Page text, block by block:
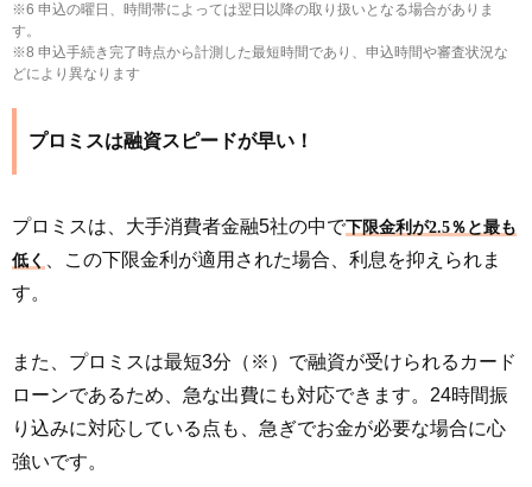
※6 申込の曜日、時間帯によっては翌日以降の取り扱いとなる場合がありま
す。
※8 申込手続き完了時点から計測した最短時間であり、申込時間や審査状況な
どにより異なります
プロミスは融資スピードが早い！
プロミスは、大手消費者金融5社の中で下限金利が2.5％と最も
低く
、この下限金利が適用された場合、利息を抑えられま
す。
また、プロミスは最短3分（※）で融資が受けられるカード
ローンであるため、急な出費にも対応できます。24時間振
り込みに対応している点も、急ぎでお金が必要な場合に心
強いです。